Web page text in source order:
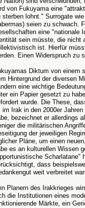
von Fukuyama eine
sterben lohnt." Surrogate
seien zu schwach.
eine "nationale
sein müsste, die nicht
ist. Hierfür
Einen Widerspruch zu
Diktum von einem
Hintergrund der diversen
eine wichtige
ein Papier gesetzt zu
wurde. Die These,
im Irak in den 2000er
bezeichnet er allerdings
die militärischen
der jeweiligen
Pläne, um einen
es an kulturellen Wissen
Scharlatane"
dass
weit verbreitet
Planern des Irakkrieges
die Institutionen eines
Märkte, ein